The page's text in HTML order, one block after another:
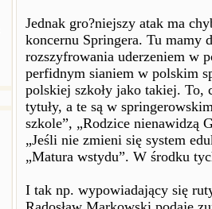
Jednak gro?niejszy atak ma
koncernu Springera. Tu mamy
rozszyfrowania uderzeniem w
perfidnym sianiem w polskim
polskiej szkoły jako takiej. To,
tytuły, a te są w
szkole”, „Rodzice nienawidzą
„Jeśli nie zmieni się system
„Matura wstydu”. W środku
I tak np. wypowiadający się